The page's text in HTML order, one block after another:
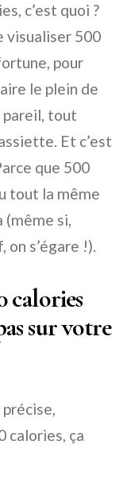
c’est quoi ?
visualiser 500
pour
le plein de
pareil, tout
Et c’est
que 500
tout la même
(même si,
on s’égare !).
calories
sur votre
calories, ça